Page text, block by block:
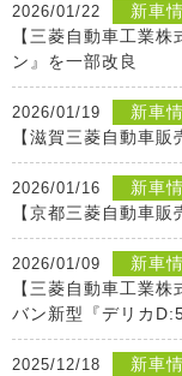
2026/01/22
新車
【三菱自動車工業
ン』を一部改良
2026/01/19
新車
【滋賀三菱自動車
2026/01/16
新車
【京都三菱自動車
2026/01/09
新車
【三菱自動車工業
バン新型『デリカ
2025/12/18
新車